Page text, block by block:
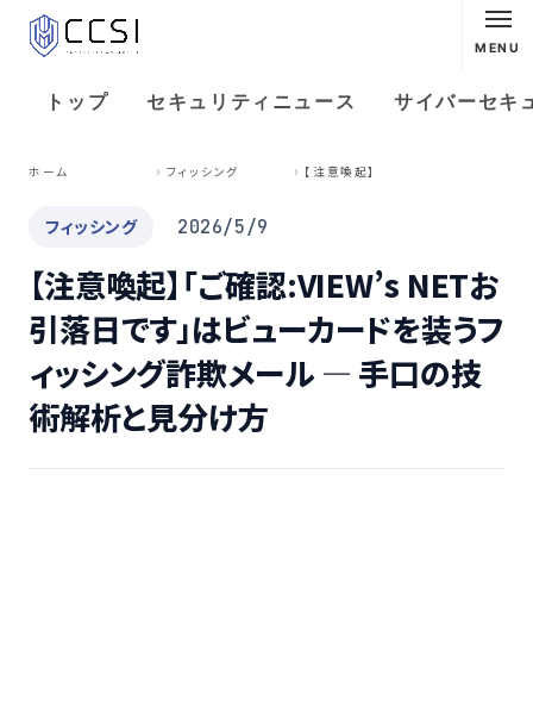
MENU
トップ セキュリティニュース サイバーセキ
ホーム フィッシング
フィッシング 2026/5/9
【注意喚起】「ご確認:VIEW’s NETお
引落日です」はビューカードを装うフ
ィッシング詐欺メール ― 手口の技
術解析と見分け方